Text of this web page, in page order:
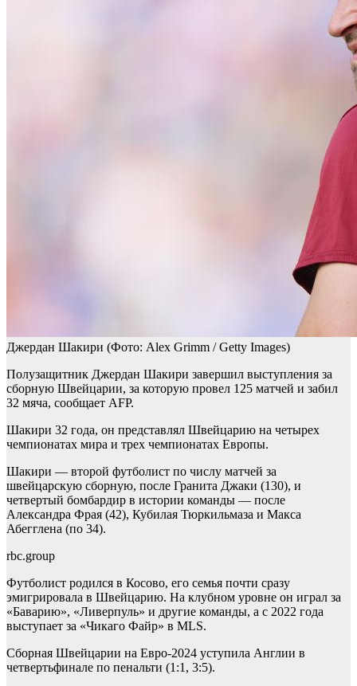
Джердан Шакири (Фото: Alex Grimm / Getty Images)
Полузащитник Джердан Шакири завершил выступления за
сборную Швейцарии, за которую провел 125 матчей и забил
32 мяча, сообщает AFP.
Шакири 32 года, он представлял Швейцарию на четырех
чемпионатах мира и трех чемпионатах Европы.
Шакири — второй футболист по числу матчей за
швейцарскую сборную, после Гранита Джаки (130), и
четвертый бомбардир в истории команды — после
Александра Фрая (42), Кубилая Тюркильмаза и Макса
Абегглена (по 34).
rbc.group
Футболист родился в Косово, его семья почти сразу
эмигрировала в Швейцарию. На клубном уровне он играл за
«Баварию», «Ливерпуль» и другие команды, а с 2022 года
выступает за «Чикаго Файр» в MLS.
Сборная Швейцарии на Евро-2024 уступила Англии в
четвертьфинале по пенальти (1:1, 3:5).